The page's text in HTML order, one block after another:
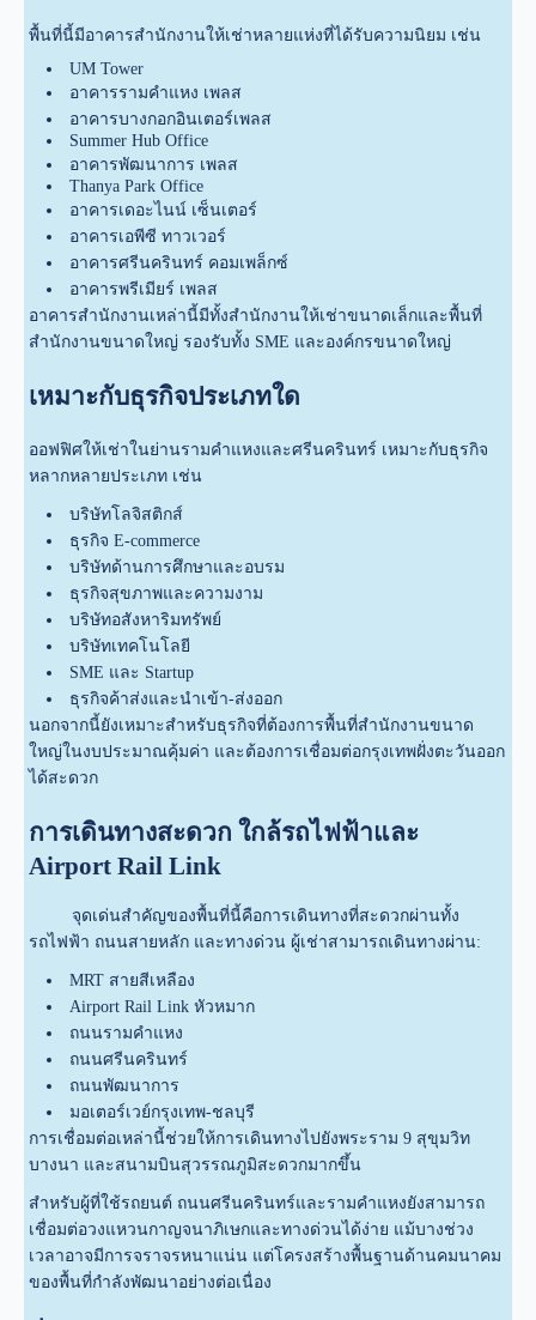
พื้นที่นี้มีอาคารสำนักงานให้เช่าหลายแห่งที่ได้รับความนิยม เช่น
UM Tower
อาคารรามคำแหง เพลส
อาคารบางกอกอินเตอร์เพลส
Summer Hub Office
อาคารพัฒนาการ เพลส
Thanya Park Office
อาคารเดอะไนน์ เซ็นเตอร์
อาคารเอพีซี ทาวเวอร์
อาคารศรีนครินทร์ คอมเพล็กซ์
อาคารพรีเมียร์ เพลส
อาคารสำนักงานเหล่านี้มีทั้งสำนักงานให้เช่าขนาดเล็กและพื้นที่
สำนักงานขนาดใหญ่ รองรับทั้ง SME และองค์กรขนาดใหญ่
เหมาะกับธุรกิจประเภทใด
ออฟฟิศให้เช่าในย่านรามคำแหงและศรีนครินทร์ เหมาะกับธุรกิจ
หลากหลายประเภท เช่น
บริษัทโลจิสติกส์
ธุรกิจ E-commerce
บริษัทด้านการศึกษาและอบรม
ธุรกิจสุขภาพและความงาม
บริษัทอสังหาริมทรัพย์
บริษัทเทคโนโลยี
SME และ Startup
ธุรกิจค้าส่งและนำเข้า-ส่งออก
นอกจากนี้ยังเหมาะสำหรับธุรกิจที่ต้องการพื้นที่สำนักงานขนาด
ใหญ่ในงบประมาณคุ้มค่า และต้องการเชื่อมต่อกรุงเทพฝั่งตะวันออก
ได้สะดวก
การเดินทางสะดวก ใกล้รถไฟฟ้าและ
Airport Rail Link
จุดเด่นสำคัญของพื้นที่นี้คือการเดินทางที่สะดวกผ่านทั้ง
รถไฟฟ้า ถนนสายหลัก และทางด่วน ผู้เช่าสามารถเดินทางผ่าน:
MRT สายสีเหลือง
Airport Rail Link หัวหมาก
ถนนรามคำแหง
ถนนศรีนครินทร์
ถนนพัฒนาการ
มอเตอร์เวย์กรุงเทพ-ชลบุรี
การเชื่อมต่อเหล่านี้ช่วยให้การเดินทางไปยังพระราม 9 สุขุมวิท
บางนา และสนามบินสุวรรณภูมิสะดวกมากขึ้น
สำหรับผู้ที่ใช้รถยนต์ ถนนศรีนครินทร์และรามคำแหงยังสามารถ
เชื่อมต่อวงแหวนกาญจนาภิเษกและทางด่วนได้ง่าย แม้บางช่วง
เวลาอาจมีการจราจรหนาแน่น แต่โครงสร้างพื้นฐานด้านคมนาคม
ของพื้นที่กำลังพัฒนาอย่างต่อเนื่อง